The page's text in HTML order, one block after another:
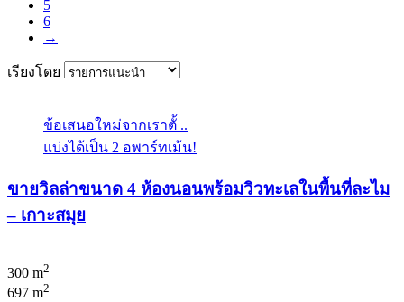
5
6
→
เรียงโดย
ข้อเสนอใหม่จากเราตั้ ..
แบ่งได้เป็น 2 อพาร์ทเม้น!
ขายวิลล่าขนาด 4 ห้องนอนพร้อมวิวทะเลในพื้นที่ละไม
– เกาะสมุย
300 m2
697 m2